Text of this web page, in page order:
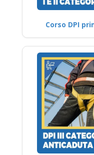
Corso DPI